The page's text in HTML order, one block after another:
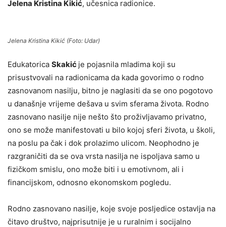
Jelena Kristina Kikić, učesnica radionice.
Jelena Kristina Kikić (Foto: Udar)
Edukatorica Skakić je pojasnila mladima koji su
prisustvovali na radionicama da kada govorimo o rodno
zasnovanom nasilju, bitno je naglasiti da se ono pogotovo
u današnje vrijeme dešava u svim sferama života. Rodno
zasnovano nasilje nije nešto što proživljavamo privatno,
ono se može manifestovati u bilo kojoj sferi života, u školi,
na poslu pa čak i dok prolazimo ulicom. Neophodno je
razgraničiti da se ova vrsta nasilja ne ispoljava samo u
fizičkom smislu, ono može biti i u emotivnom, ali i
financijskom, odnosno ekonomskom pogledu.
Rodno zasnovano nasilje, koje svoje posljedice ostavlja na
čitavo društvo, najprisutnije je u ruralnim i socijalno